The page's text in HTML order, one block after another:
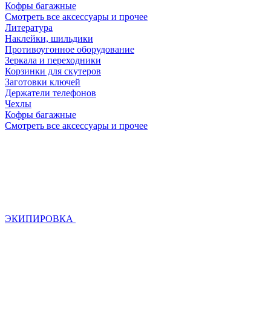
Кофры багажные
Смотреть все аксессуары и прочее
Литература
Наклейки, шильдики
Противоугонное оборудование
Зеркала и переходники
Корзинки для скутеров
Заготовки ключей
Держатели телефонов
Чехлы
Кофры багажные
Смотреть все аксессуары и прочее
ЭКИПИРОВКА